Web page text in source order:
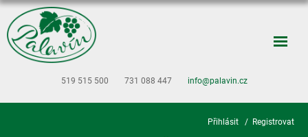
519 515 500 731 088 447 info@palavin.cz
Přihlásit Registrovat